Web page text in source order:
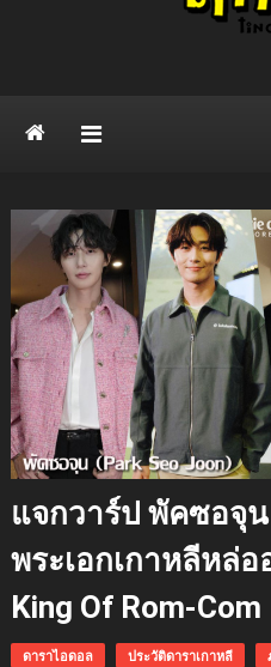
สไตล์เกาหลี
แจกวาร์ป พัคซอจุน
พระเอกเกาหลีหล่
King Of Rom-Com
ดาราไอดอล ประวัติดาราเกาหลี